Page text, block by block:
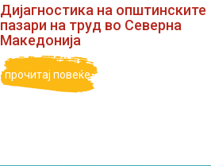
Дијагностика на општинските
пазари на труд во Северна
Македонија
прочитај повеќе